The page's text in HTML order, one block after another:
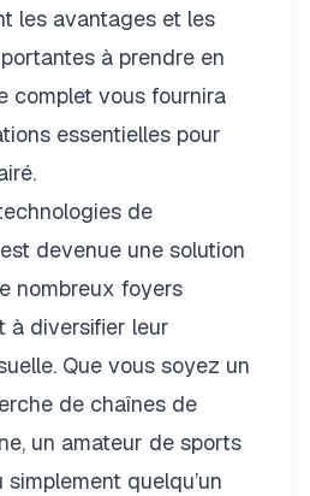
les avantages et les
à prendre en
complet vous fournira
essentielles pour
de
devenue une solution
nombreux foyers
à diversifier leur
Que vous soyez un
de chaînes de
un amateur de sports
quelqu’un